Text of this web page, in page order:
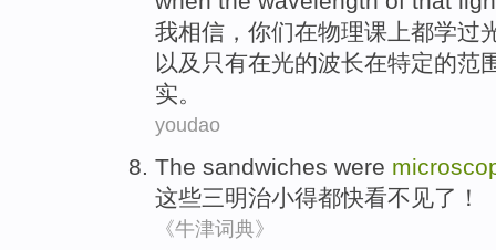
我相信 ， 你们在物理课上都学过
以及 只有在光的波长在特定的范
实。
youdao
The sandwiches were
这些三明治小得都快看不见了！
《牛津词典》